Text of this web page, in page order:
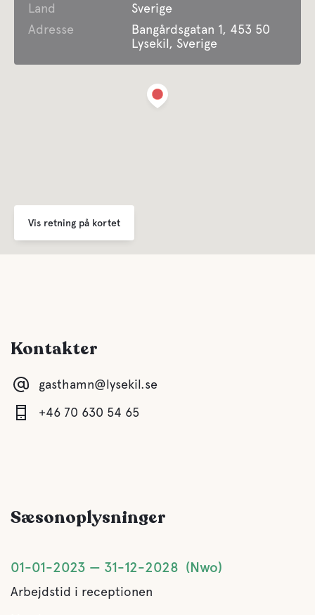
Toilet
Bar
Mange restauranter og taverner i det omkringliggende
Kæledyrsvenlig
Land
Sverige
Adresse
Bangårdsgatan 1, 453 50
Lysekil, Sverige
Vis retning på kortet
Kontakter
gasthamn@lysekil.se
+46 70 630 54 65
Sæsonoplysninger
01-01-2023 31-12-2028 Nwo
Arbejdstid i receptionen